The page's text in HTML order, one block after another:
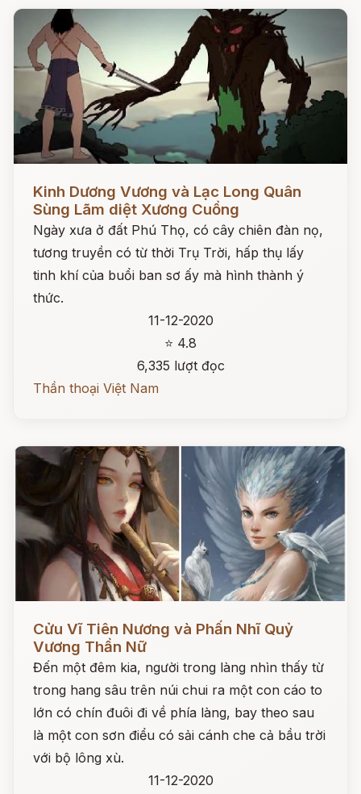
Kinh Dương Vương và Lạc Long Quân
Sùng Lãm diệt Xương Cuồng
Ngày xưa ở đất Phú Thọ, có cây chiên đàn nọ,
tương truyền có từ thời Trụ Trời, hấp thụ lấy
tinh khí của buổi ban sơ ấy mà hình thành ý
thức.
11-12-2020
⭐ 4.8
6,335 lượt đọc
Thần thoại Việt Nam
Cửu Vĩ Tiên Nương và Phấn Nhĩ Quỷ
Vương Thần Nữ
Đến một đêm kia, người trong làng nhìn thấy từ
trong hang sâu trên núi chui ra một con cáo to
lớn có chín đuôi đi về phía làng, bay theo sau
là một con sơn điểu có sải cánh che cả bầu trời
với bộ lông xù.
11-12-2020